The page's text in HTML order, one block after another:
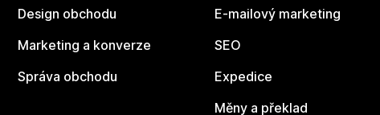
Design obchodu
Marketing a konverze
Správa obchodu
E-mailový marketing
SEO
Expedice
Měny a překlad